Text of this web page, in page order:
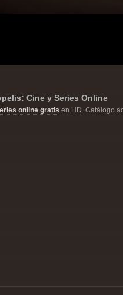
Cine y Series Online
online gratis en HD. Catálogo